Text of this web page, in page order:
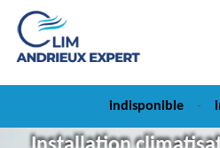
indisponible -